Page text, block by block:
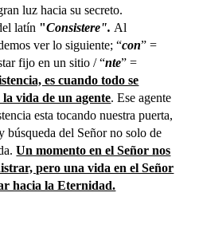
luz hacia su secreto.
latín "Consistere". Al
ver lo siguiente;“con” =
fijo en un sitio / “nte” =
es cuando todo se
vida de un agente.Ese agente
esta tocando nuestra puerta,
búsqueda del Señor no solo de
Un momento en el Señor nos
pero una vida en el Señor
hacia la Eternidad.